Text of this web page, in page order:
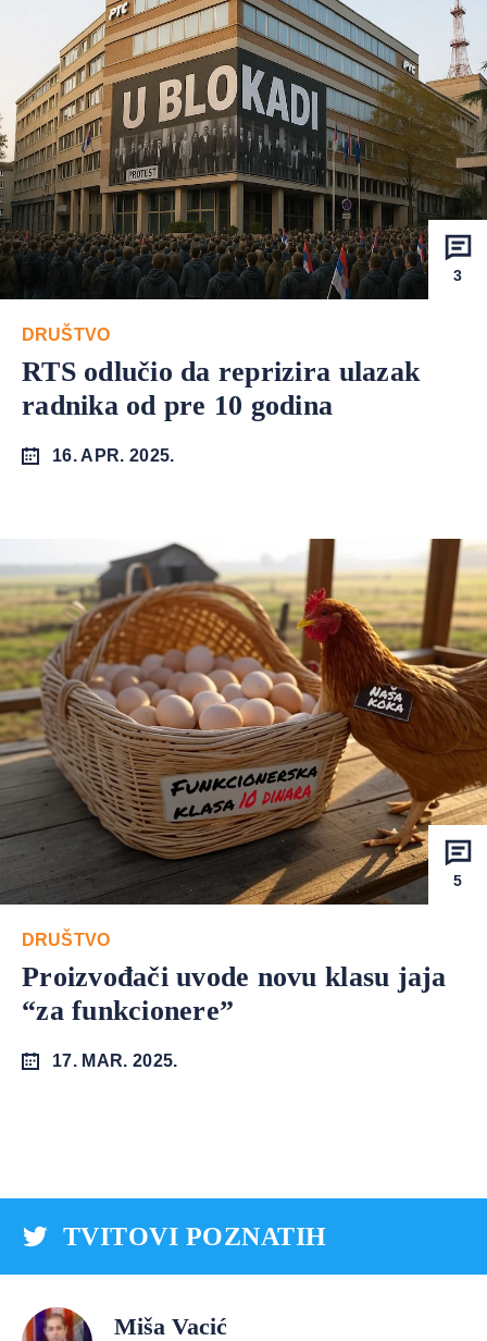
3
DRUŠTVO
RTS odlučio da reprizira ulazak
radnika od pre 10 godina
16. APR. 2025.
5
DRUŠTVO
Proizvođači uvode novu klasu jaja
“za funkcionere”
17. MAR. 2025.
TVITOVI POZNATIH
Miša Vacić